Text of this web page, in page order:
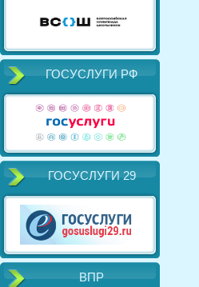
ГОСУСЛУГИ РФ
ГОСУСЛУГИ 29
ВПР